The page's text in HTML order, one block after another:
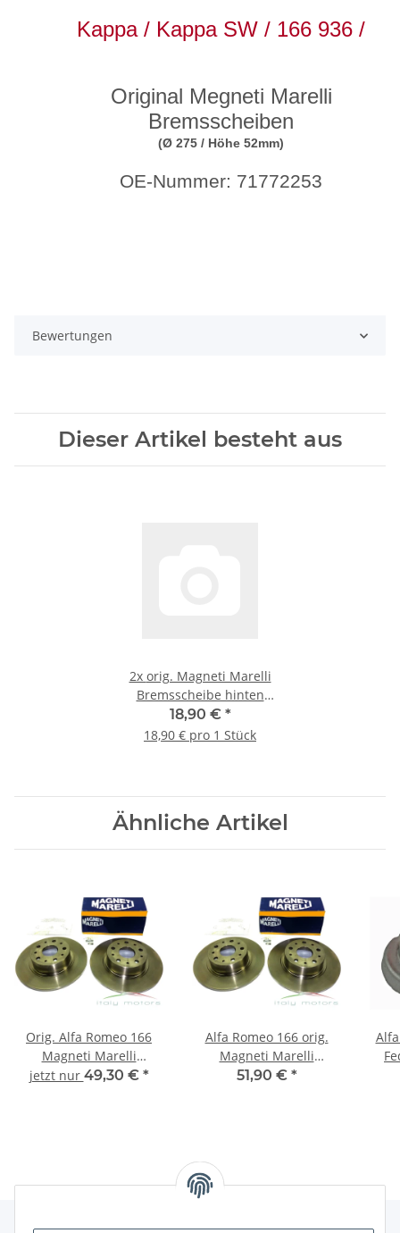
Kappa / Kappa SW / 166 936 /
Original Megneti Marelli
Bremsscheiben
(Ø 275 / Höhe 52mm)
OE-Nummer: 71772253
Bewertungen
Dieser Artikel besteht aus
2x orig. Magneti Marelli
Bremsscheibe hinten
71772253
18,90 € *
18,90 € pro 1 Stück
Ähnliche Artikel
Orig. Alfa Romeo 166
Magneti Marelli
Bremsscheibe
jetzt nur 49,30 € *
Alfa Romeo 166 orig.
Magneti Marelli
Bremsscheibe
51,90 € *